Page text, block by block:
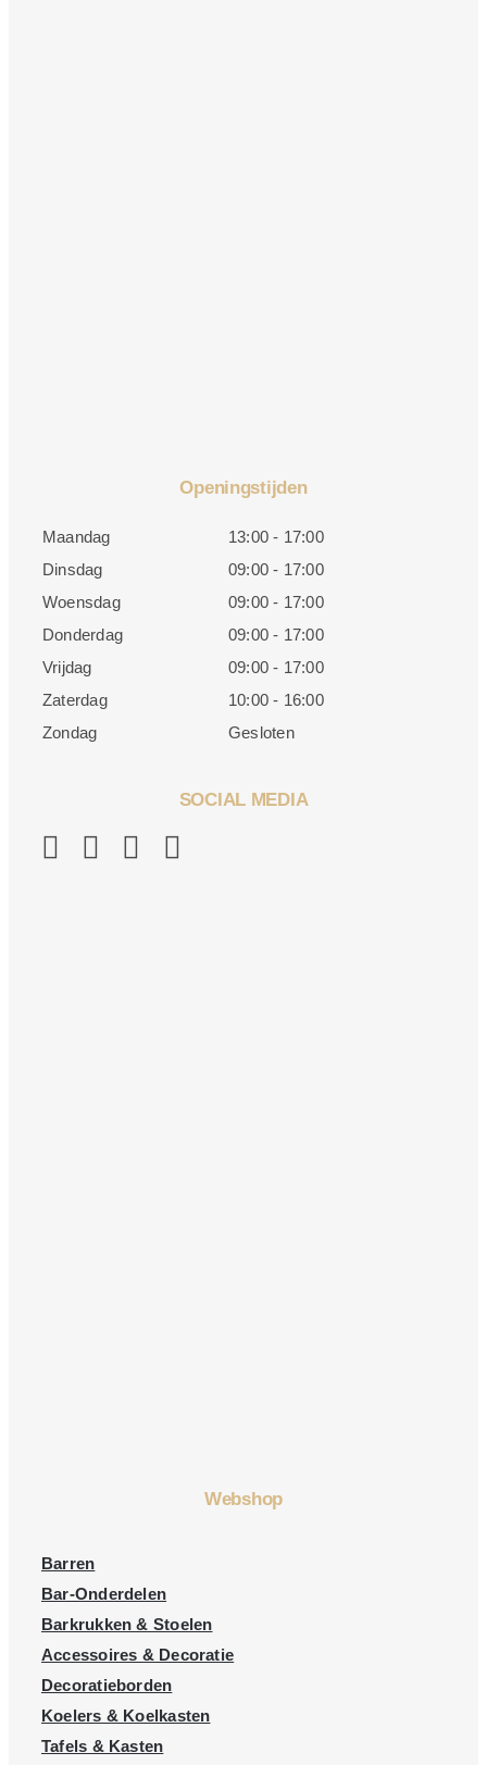
Openingstijden
Maandag
13:00 - 17:00
Dinsdag
09:00 - 17:00
Woensdag
09:00 - 17:00
Donderdag
09:00 - 17:00
Vrijdag
09:00 - 17:00
Zaterdag
10:00 - 16:00
Zondag
Gesloten
SOCIAL MEDIA
Webshop
Barren
Bar-Onderdelen
Barkrukken & Stoelen
Accessoires & Decoratie
Decoratieborden
Koelers & Koelkasten
Tafels & Kasten